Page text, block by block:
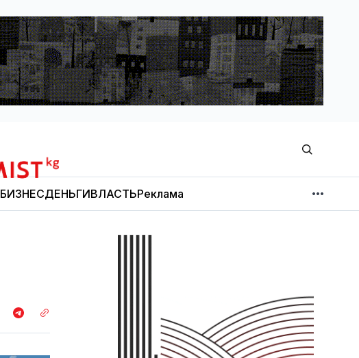
БИЗНЕСДЕНЬГИВЛАСТЬРеклама
МНЕНИЕ